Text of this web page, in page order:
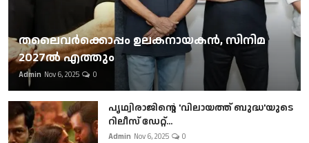
തലൈവര്‍ക്കൊപ്പം ഉലകനായകന്‍, സിനിമ
2027ല്‍ എത്തും
Admin Nov 6, 2025 0
പൃഥ്വിരാജിന്റെ 'വിലായത്ത് ബുദ്ധ'യുടെ
റിലീസ് ഡേറ്റ്...
Admin Nov 6, 2025 0